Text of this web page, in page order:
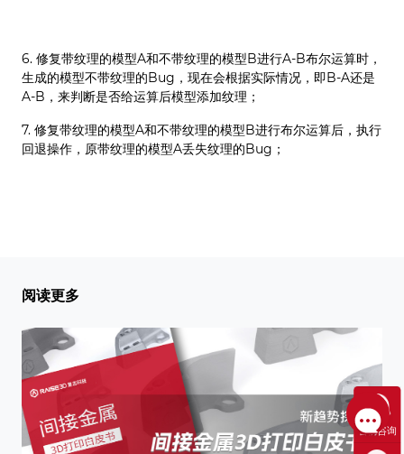
6. 修复带纹理的模型A和不带纹理的模型B进行A-B布尔运算时，
生成的模型不带纹理的Bug，现在会根据实际情况，即B-A还是
A-B，来判断是否给运算后模型添加纹理；
7. 修复带纹理的模型A和不带纹理的模型B进行布尔运算后，执行
回退操作，原带纹理的模型A丢失纹理的Bug；
阅读更多
售前咨询